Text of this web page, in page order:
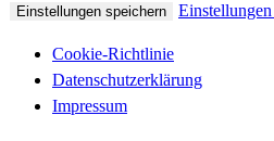
Einstellungen speichern
Cookie-Richtlinie
Datenschutzerklärung
Impressum